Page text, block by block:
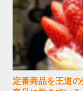
定番商品を王道の